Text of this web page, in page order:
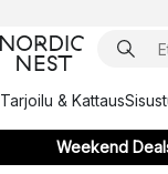
Tarjoilu & Kattaus
Weekend